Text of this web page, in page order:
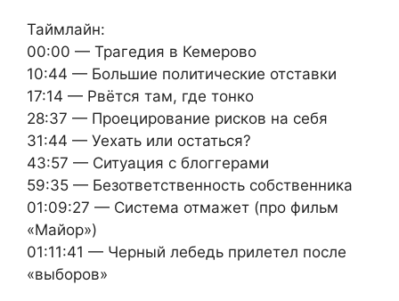
Таймлайн:
00:00 — Трагедия в Кемерово
10:44 — Большие политические отставки
17:14 — Рвётся там, где тонко
28:37 — Проецирование рисков на себя
31:44 — Уехать или остаться?
43:57 — Ситуация с блоггерами
59:35 — Безответственность собственника
01:09:27 — Система отмажет (про фильм
«Майор»)
01:11:41 — Черный лебедь прилетел после
«выборов»